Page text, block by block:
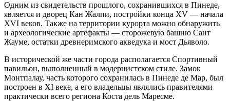
Одним из свидетельств прошлого, сохранившихся в Пинеде,
является и дворец Кан Жалпи, постройки конца XV — начала
XVI веков. Также на территории курорта можно обнаружить
и археологические артефакты — сторожевую башню Сант
Жауме, остатки древнеримского акведука и мост Дьяволо.
В исторической же части города располагается Спортивный
павильон, выполненный в модернистском стиле. Замок
Монтпалау, часть которого сохранилась в Пинеде де Мар, был
построен в XI веке, а его владельцы являлись правителями
практически всего региона Коста дель Маресме.